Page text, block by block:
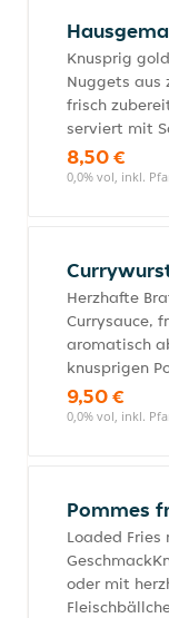
Knusprig
Nuggets aus
frisch
serviert mit
8,50 €
0,0% vol, inkl.
Herzhafte
Currysauce,
aromatisch
knusprigen
9,50 €
0,0% vol, inkl.
Pommes
Loaded Fries
oder mit